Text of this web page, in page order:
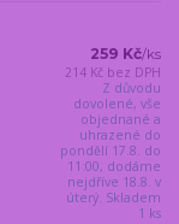
259 Kč/ks
214 Kč bez DPH
Z důvodu
dovolené, vše
objednané a
uhrazené do
pondělí 17.8. do
11:00, dodáme
nejdříve 18.8. v
úterý. Skladem
1 ks